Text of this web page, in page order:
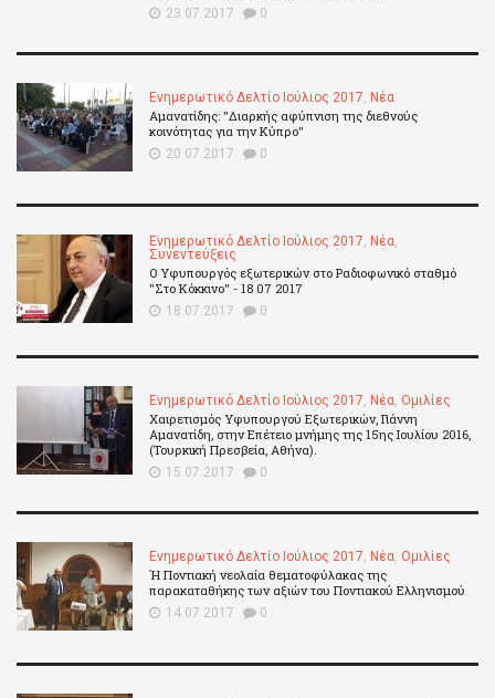
23.07.2017 0
Ενημερωτικό Δελτίο Ιούλιος 2017 Νέα
Αμανατίδης: "Διαρκής αφύπνιση της διεθνούς
κοινότητας για την Κύπρο"
20.07.2017 0
Ενημερωτικό Δελτίο Ιούλιος 2017 Νέα
Συνεντεύξεις
Ο Υφυπουργός εξωτερικών στο Ραδιοφωνικό σταθμό
"Στο Κόκκινο" - 18 07 2017
18.07.2017 0
Ενημερωτικό Δελτίο Ιούλιος 2017 Νέα Ομιλίες
Χαιρετισμός Υφυπουργού Εξωτερικών, Γιάννη
Αμανατίδη, στην Επέτειο μνήμης της 15ης Ιουλίου 2016,
(Τουρκική Πρεσβεία, Αθήνα).
15.07.2017 0
Ενημερωτικό Δελτίο Ιούλιος 2017 Νέα Ομιλίες
Ή Ποντιακή νεολαία θεματοφύλακας της
παρακαταθήκης των αξιών του Ποντιακού Ελληνισμού
14.07.2017 0